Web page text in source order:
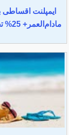
ایمپلنت
مادام‌العمر+ 25% تخفیف ویژه